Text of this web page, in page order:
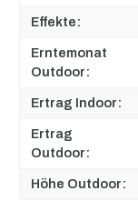
Effekte:
Erntemonat
Outdoor:
Ertrag Indoor:
Ertrag
Outdoor:
Höhe Outdoor: